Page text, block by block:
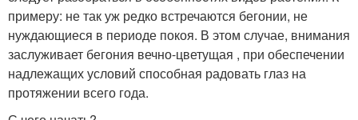
примеру: не так уж редко встречаются бегонии, не
нуждающиеся в периоде покоя. В этом случае, внимания
заслуживает бегония вечно-цветущая , при обеспечении
надлежащих условий способная радовать глаз на
протяжении всего года.